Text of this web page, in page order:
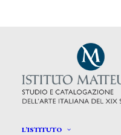
L’ISTITUTO